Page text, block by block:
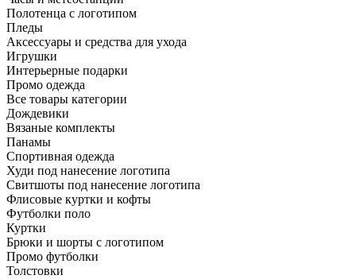
Полотенца с логотипом
Пледы
Аксессуары и средства для ухода
Игрушки
Интерьерные подарки
Промо одежда
Все товары категории
Дождевики
Вязаные комплекты
Панамы
Спортивная одежда
Худи под нанесение логотипа
Свитшоты под нанесение логотипа
Флисовые куртки и кофты
Футболки поло
Куртки
Брюки и шорты с логотипом
Промо футболки
Толстовки